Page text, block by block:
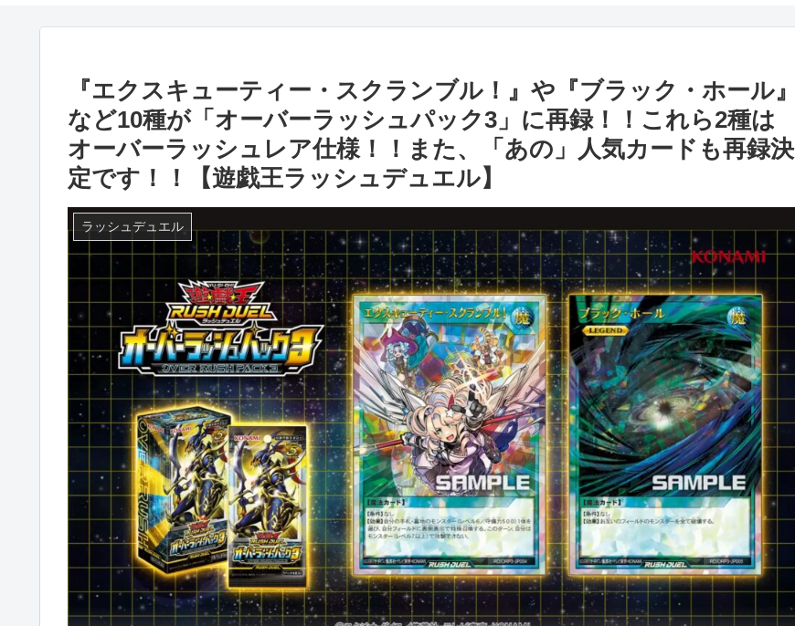
『エクスキューティー・スクランブル！』や『ブラック・ホール』
など10種が「オーバーラッシュパック3」に再録！！これら2種は
オーバーラッシュレア仕様！！また、「あの」人気カードも再録決
定です！！【遊戯王ラッシュデュエル】
ラッシュデュエル